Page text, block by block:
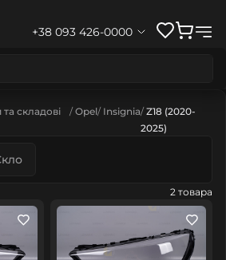
+38 093 426-0000
складові
Opel Insignia Z18 (2020-
2025)
2 товара